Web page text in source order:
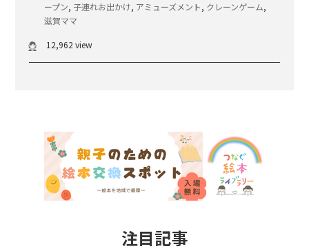
ープン, 子連れお出かけ, アミューズメント, クレーンゲーム,
滋賀ママ
12,962 view
注目記事